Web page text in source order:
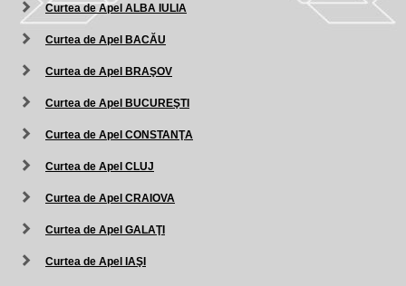
Curtea de Apel ALBA IULIA
Curtea de Apel BACĂU
Curtea de Apel BRAŞOV
Curtea de Apel BUCUREŞTI
Curtea de Apel CONSTANŢA
Curtea de Apel CLUJ
Curtea de Apel CRAIOVA
Curtea de Apel GALAŢI
Curtea de Apel IAŞI